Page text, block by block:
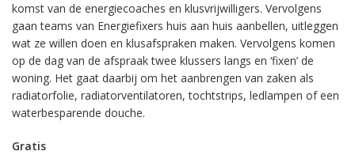
komst van de energiecoaches en klusvrijwilligers. Vervolgens
gaan teams van Energiefixers huis aan huis aanbellen, uitleggen
wat ze willen doen en klusafspraken maken. Vervolgens komen
op de dag van de afspraak twee klussers langs en ‘fixen’ de
woning. Het gaat daarbij om het aanbrengen van zaken als
radiatorfolie, radiatorventilatoren, tochtstrips, ledlampen of een
waterbesparende douche.
Gratis